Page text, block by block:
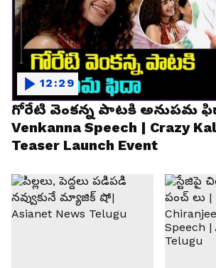
గోరేటి వెంకన్న పాటకి అనుపమ
Venkanna Speech | Crazy
Teaser Launch Event
12:29